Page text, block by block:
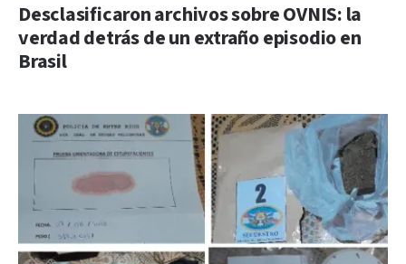
Desclasificaron archivos sobre OVNIS: la
verdad detrás de un extraño episodio en
Brasil